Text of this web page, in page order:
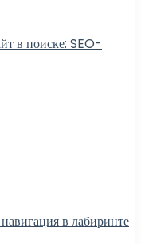
в поиске: SEO-
в лабиринте